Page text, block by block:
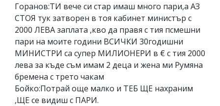
Горанов:ТИ вече си стар имаш много пари,а АЗ
СТОЯ тук затворен в тоя кабинет министър с
2000 ЛЕВА заплата ,кво да правя с тия псмешни
пари на моите години ВСИЧКИ 30годишни
МИНИСТРИ са супер МИЛИОНЕРИ в € с тия 2000
лева за къде съм имам 2 деца и жена ми Румяна
бремена с трето чакам
Бойко:Потрай още малко и ТЕБ ЩЕ нахраним
,ЩЕ се видиш с ПАРИ.